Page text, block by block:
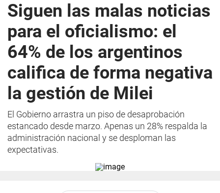
Siguen las malas noticias
para el oficialismo: el
64% de los argentinos
califica de forma negativa
la gestión de Milei
El Gobierno arrastra un piso de desaprobación
estancado desde marzo. Apenas un 28% respalda la
administración nacional y se desploman las
expectativas.